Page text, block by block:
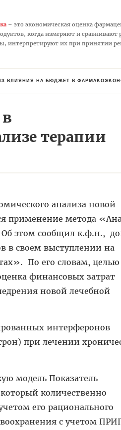
– это экономическая оценка
когда измеряют и сравнивают
интерпретируют их при принятии
ВЛИЯНИЯ НА БЮДЖЕТ В
терапии
анализа новой
применение метода
этом сообщил к.ф.н.,
в своем выступлении на
По его словам, целью
финансовых затрат
новой лечебной
интерферонов
при лечении
модель Показатель
количественно
его рационального
с учетом